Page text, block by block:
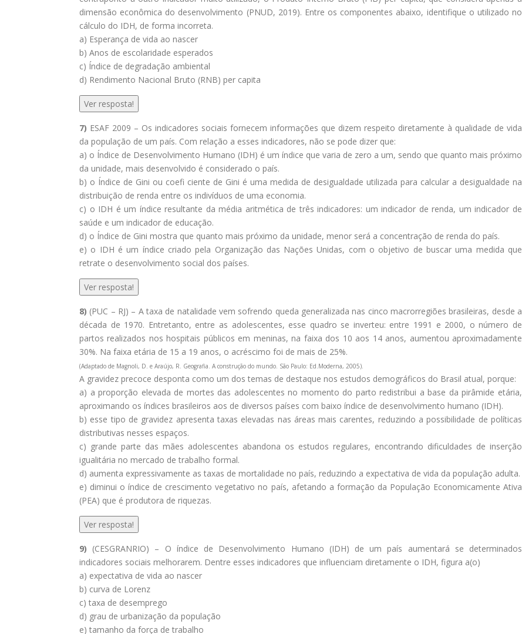
dimensão econômica do desenvolvimento (PNUD, 2019). Entre os componentes abaixo, identifique o utilizado no
cálculo do IDH, de forma incorreta.
a) Esperança de vida ao nascer
b) Anos de escolaridade esperados
c) Índice de degradação ambiental
d) Rendimento Nacional Bruto (RNB) per capita
Ver resposta!
7) ESAF 2009 – Os indicadores sociais fornecem informações que dizem respeito diretamente à qualidade de vida
da população de um país. Com relação a esses indicadores, não se pode dizer que:
a) o Índice de Desenvolvimento Humano (IDH) é um índice que varia de zero a um, sendo que quanto mais próximo
da unidade, mais desenvolvido é considerado o país.
b) o Índice de Gini ou coefi ciente de Gini é uma medida de desigualdade utilizada para calcular a desigualdade na
distribuição de renda entre os indivíduos de uma economia.
c) o IDH é um índice resultante da média aritmética de três indicadores: um indicador de renda, um indicador de
saúde e um indicador de educação.
d) o Índice de Gini mostra que quanto mais próximo da unidade, menor será a concentração de renda do país.
e) o IDH é um índice criado pela Organização das Nações Unidas, com o objetivo de buscar uma medida que
retrate o desenvolvimento social dos países.
Ver resposta!
8) (PUC – RJ) – A taxa de natalidade vem sofrendo queda generalizada nas cinco macrorregiões brasileiras, desde a
década de 1970. Entretanto, entre as adolescentes, esse quadro se inverteu: entre 1991 e 2000, o número de
partos realizados nos hospitais públicos em meninas, na faixa dos 10 aos 14 anos, aumentou aproximadamente
30%. Na faixa etária de 15 a 19 anos, o acréscimo foi de mais de 25%.
(Adaptado de Magnoli, D. e Araújo, R. Geografia. A construção do mundo. São Paulo: Ed.Moderna, 2005).
A gravidez precoce desponta como um dos temas de destaque nos estudos demográficos do Brasil atual, porque:
a) a proporção elevada de mortes das adolescentes no momento do parto redistribui a base da pirâmide etária,
aproximando os índices brasileiros aos de diversos países com baixo índice de desenvolvimento humano (IDH).
b) esse tipo de gravidez apresenta taxas elevadas nas áreas mais carentes, reduzindo a possibilidade de políticas
distributivas nesses espaços.
c) grande parte das mães adolescentes abandona os estudos regulares, encontrando dificuldades de inserção
igualitária no mercado de trabalho formal.
d) aumenta expressivamente as taxas de mortalidade no país, reduzindo a expectativa de vida da população adulta.
e) diminui o índice de crescimento vegetativo no país, afetando a formação da População Economicamente Ativa
(PEA) que é produtora de riquezas.
Ver resposta!
9) (CESGRANRIO) – O índice de Desenvolvimento Humano (IDH) de um país aumentará se determinados
indicadores sociais melhorarem. Dentre esses indicadores que influenciam diretamente o IDH, figura a(o)
a) expectativa de vida ao nascer
b) curva de Lorenz
c) taxa de desemprego
d) grau de urbanização da população
e) tamanho da força de trabalho